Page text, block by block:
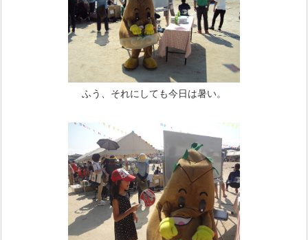
ふう、それにしても今日は暑い。